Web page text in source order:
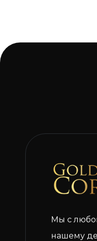
Мы с
нашему